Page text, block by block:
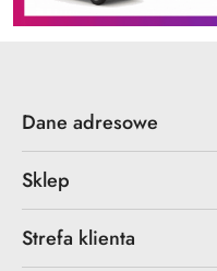
Dane adresowe
Sklep
Strefa klienta